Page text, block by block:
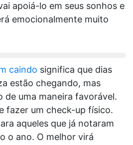
apoiá-lo em seus sonhos e
emocionalmente muito
caindo significa que dias
estão chegando, mas
de uma maneira favorável.
fazer um check-up físico.
aqueles que já notaram
o ano. O melhor virá